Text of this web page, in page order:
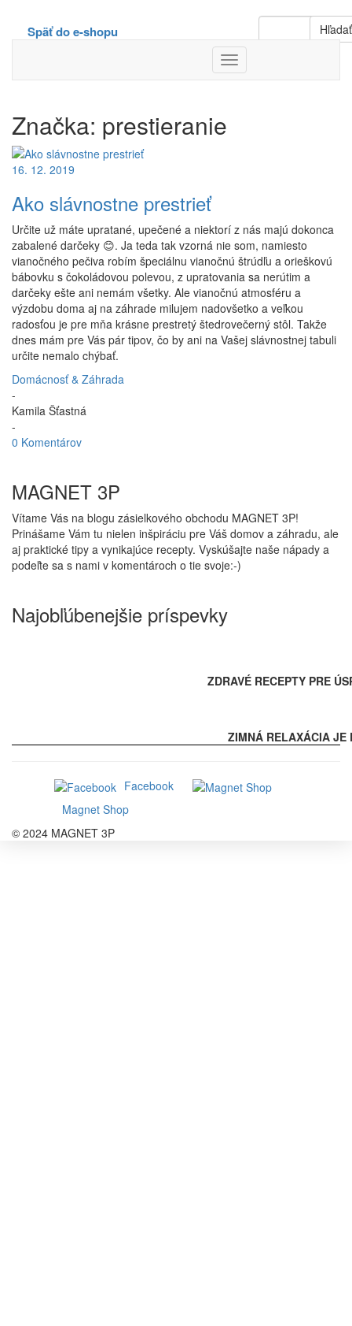
Hľadať
Späť do e-shopu
Toggle
Navigation
Značka: prestieranie
16. 12. 2019
Ako slávnostne prestrieť
Určite už máte upratané, upečené a niektorí z nás majú dokonca
zabalené darčeky 😊. Ja teda tak vzorná nie som, namiesto
vianočného pečiva robím špeciálnu vianočnú štrúdľu a orieškovú
bábovku s čokoládovou polevou, z upratovania sa nerútim a
darčeky ešte ani nemám všetky. Ale vianočnú atmosféru a
výzdobu doma aj na záhrade milujem nadovšetko a veľkou
radosťou je pre mňa krásne prestretý štedrovečerný stôl. Takže
dnes mám pre Vás pár tipov, čo by ani na Vašej slávnostnej tabuli
určite nemalo chýbať.
Domácnosť & Záhrada
-
Kamila Šťastná
-
0 Komentárov
MAGNET 3P
Vítame Vás na blogu zásielkového obchodu MAGNET 3P!
Prinášame Vám tu nielen inšpiráciu pre Váš domov a záhradu, ale
aj praktické tipy a vynikajúce recepty. Vyskúšajte naše nápady a
podeľte sa s nami v komentároch o tie svoje:-)
Najobľúbenejšie príspevky
ZDRAVÉ RECEPTY PRE
ZIMNÁ RELAXÁCIA JE
Facebook
Magnet Shop
© 2024 MAGNET 3P